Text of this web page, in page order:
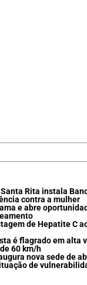
Rita instala
contra a mulher
e abre
de Hepatite C
é flagrado em alta
60 km/h
nova sede de
de